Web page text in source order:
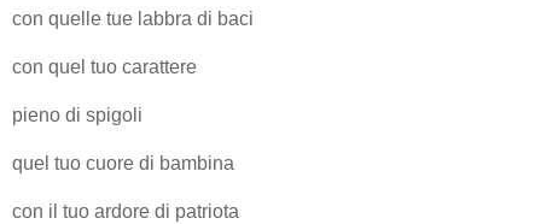
con quelle tue labbra di baci
con quel tuo carattere
pieno di spigoli
quel tuo cuore di bambina
con il tuo ardore di patriota